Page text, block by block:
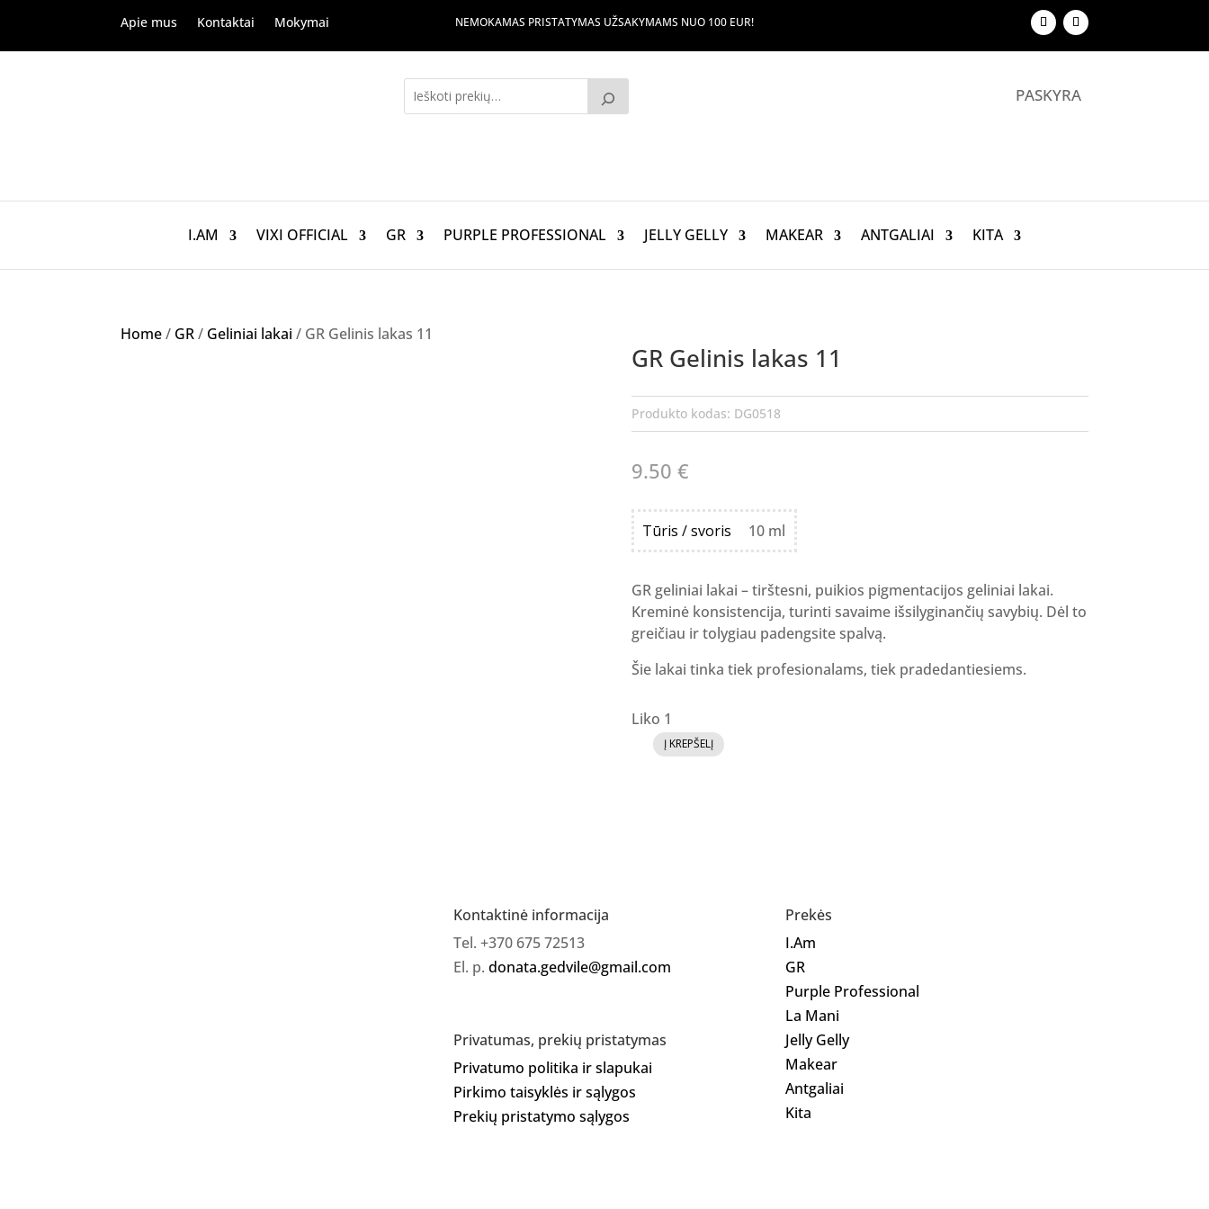
Apie mus Kontaktai Mokymai NEMOKAMAS PRISTATYMAS UŽSAKYMAMS NUO 100 EUR!
PASKYRA
I.AM VIXI OFFICIAL GR PURPLE PROFESSIONAL JELLY GELLY MAKEAR ANTGALIAI KITA
Home/ GR/ Geliniai lakai / GR Gelinis lakas 11
GR Gelinis lakas 11
Produkto kodas: DG0518
9.50 €
Tūris / svoris 10 ml
GR geliniai lakai – tirštesni, puikios pigmentacijos geliniai lakai.
Kreminė konsistencija, turinti savaime išsilyginančių savybių. Dėl to
greičiau ir tolygiau padengsite spalvą.
Šie lakai tinka tiek profesionalams, tiek pradedantiesiems.
Liko 1
produkto
Į KREPŠELĮ
Kontaktinė informacija
Tel. +370 675 72513
El. p. donata.gedvile@gmail.com
Privatumas, prekių pristatymas
Privatumo politika ir slapukai
Pirkimo taisyklės ir sąlygos
Prekių pristatymo sąlygos
Prekės
I.Am
GR
Purple Professional
La Mani
Jelly Gelly
Makear
Antgaliai
Kita